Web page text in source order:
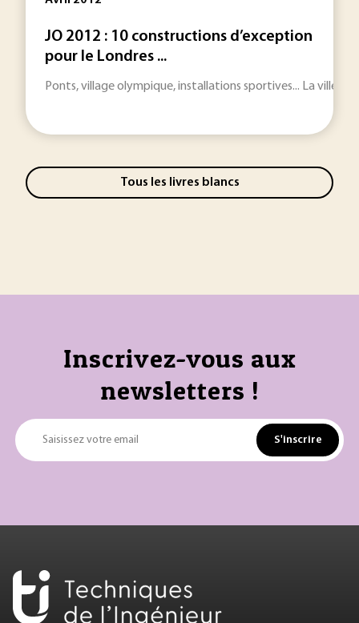
JO 2012 : 10 constructions d’exception
pour le Londres ...
Ponts, village olympique, installations sportives... La ville
Tous les livres blancs
Inscrivez-vous aux
newsletters !
Saisissez votre email S'inscrire